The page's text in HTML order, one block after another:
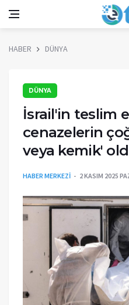
HABER DÜNYA
DÜNYA
İsrail'in teslim
cenazelerin
veya kemik'
HABER MERKEZİ 2 KASIM 2025